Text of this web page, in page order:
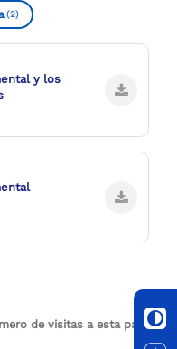
(2)
y los
de visitas a esta página:
44